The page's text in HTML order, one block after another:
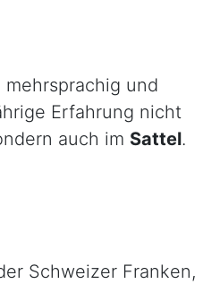
mehrsprachig und
Erfahrung nicht
auch im Sattel.
Schweizer Franken,